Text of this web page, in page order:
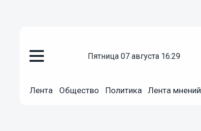
пятница 07 августа 16:29
Лента Общество Политика Лента мнений